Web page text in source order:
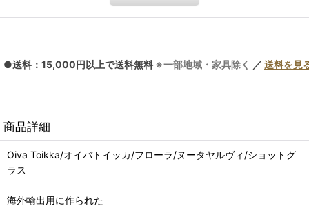
●送料：15,000円以上で送料無料 ※一部地域・家具除く ／ 送料を見
商品詳細
Oiva Toikka/オイバトイッカ/フローラ/ヌータヤルヴィ/ショットグ
ラス
海外輸出用に作られた